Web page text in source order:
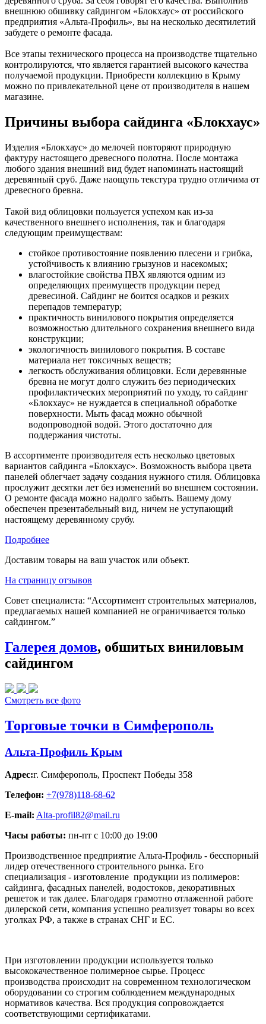
внешнюю обшивку сайдингом «Блокхаус» от российского
предприятия «Альта-Профиль», вы на несколько десятилетий
забудете о ремонте фасада.
Все этапы технического процесса на производстве тщательно
контролируются, что является гарантией высокого качества
получаемой продукции. Приобрести коллекцию в Крыму
можно по привлекательной цене от производителя в нашем
магазине.
Причины выбора сайдинга «Блокхаус»
Изделия «Блокхаус» до мелочей повторяют природную
фактуру настоящего древесного полотна. После монтажа
любого здания внешний вид будет напоминать настоящий
деревянный сруб. Даже наощупь текстура трудно отличима от
древесного бревна.
Такой вид облицовки пользуется успехом как из-за
качественного внешнего исполнения, так и благодаря
следующим преимуществам:
стойкое противостояние появлению плесени и грибка,
устойчивость к влиянию грызунов и насекомых;
влагостойкие свойства ПВХ являются одним из
определяющих преимуществ продукции перед
древесиной. Сайдинг не боится осадков и резких
перепадов температур;
практичность винилового покрытия определяется
возможностью длительного сохранения внешнего вида
конструкции;
экологичность винилового покрытия. В составе
материала нет токсичных веществ;
легкость обслуживания облицовки. Если деревянные
бревна не могут долго служить без периодических
профилактических мероприятий по уходу, то сайдинг
«Блокхаус» не нуждается в специальной обработке
поверхности. Мыть фасад можно обычной
водопроводной водой. Этого достаточно для
поддержания чистоты.
В ассортименте производителя есть несколько цветовых
вариантов сайдинга «Блокхаус». Возможность выбора цвета
панелей облегчает задачу создания нужного стиля. Облицовка
прослужит десятки лет без изменений во внешнем состоянии.
О ремонте фасада можно надолго забыть. Вашему дому
обеспечен презентабельный вид, ничем не уступающий
настоящему деревянному срубу.
Подробнее
Доставим товары на ваш участок или объект.
На страницу отзывов
Совет специалиста: “Ассортимент строительных материалов,
предлагаемых нашей компанией не ограничивается только
сайдингом.”
Галерея домов, обшитых виниловым
сайдингом
Смотреть все фото
Торговые точки в Симферополь
Альта-Профиль Крым
Адрес:г. Симферополь, Проспект Победы 358
Телефон: +7(978)118-68-62
E-mail: Alta-profil82@mail.ru
Часы работы: пн-пт с 10:00 до 19:00
Производственное предприятие Альта-Профиль - бесспорный
лидер отечественного строительного рынка. Его
специализация - изготовление продукции из полимеров:
сайдинга, фасадных панелей, водостоков, декоративных
решеток и так далее. Благодаря грамотно отлаженной работе
дилерской сети, компания успешно реализует товары во всех
уголках РФ, а также в странах СНГ и ЕС.
При изготовлении продукции используется только
высококачественное полимерное сырье. Процесс
производства происходит на современном технологическом
оборудовании со строгим соблюдением международных
нормативов качества. Вся продукция сопровождается
соответствующими сертификатами.